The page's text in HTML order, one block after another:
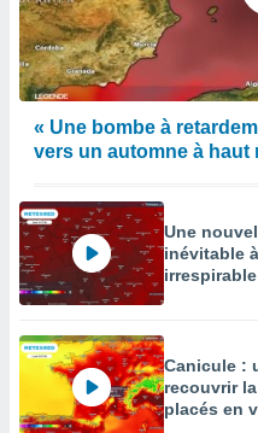
« Une bombe à
vers un automne à haut
Une
inévitable
Canicule :
recouvrir
placés en